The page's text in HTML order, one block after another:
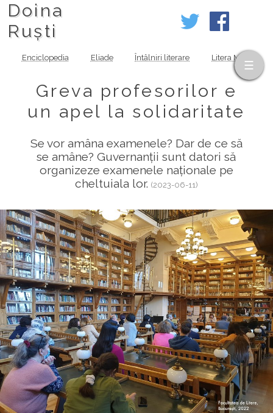
Doina
Ruști
Enciclopedia Eliade Întâlniri literare Litera MOV
Greva profesorilor e
un apel la solidaritate
Se vor amâna examenele? Dar de ce să
se amâne? Guvernanții sunt datori să
organizeze examenele naționale pe
cheltuiala lor. (2023-06-11)